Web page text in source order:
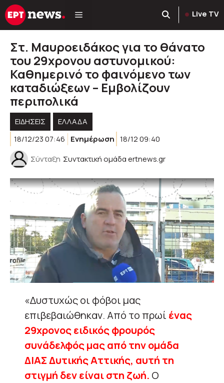
Μετάβαση
σε
Live TV
Στ. Μαυροειδάκος για το θάνατο
του 29χρονου αστυνομικού:
Καθημερινό το φαινόμενο των
καταδιώξεων – Εμβολίζουν
περιπολικά
ΕΙΔΗΣΕΙΣ
ΕΛΛΑΔΑ
18/12/23 07:46
Ενημέρωση 18/12 09:40
Σύνταξη Συντακτική ομάδα ertnews.gr
«Δυστυχώς οι φόβοι μας
επιβεβαιώθηκαν. Από το πρωί ένας
29χρονος ειδικός φρουρός
συνάδελφός μας από την ομάδα
ΔΙΑΣ Δυτικής Αττικής, αυτή τη
στιγμή δεν είναι στη ζωή. Ο